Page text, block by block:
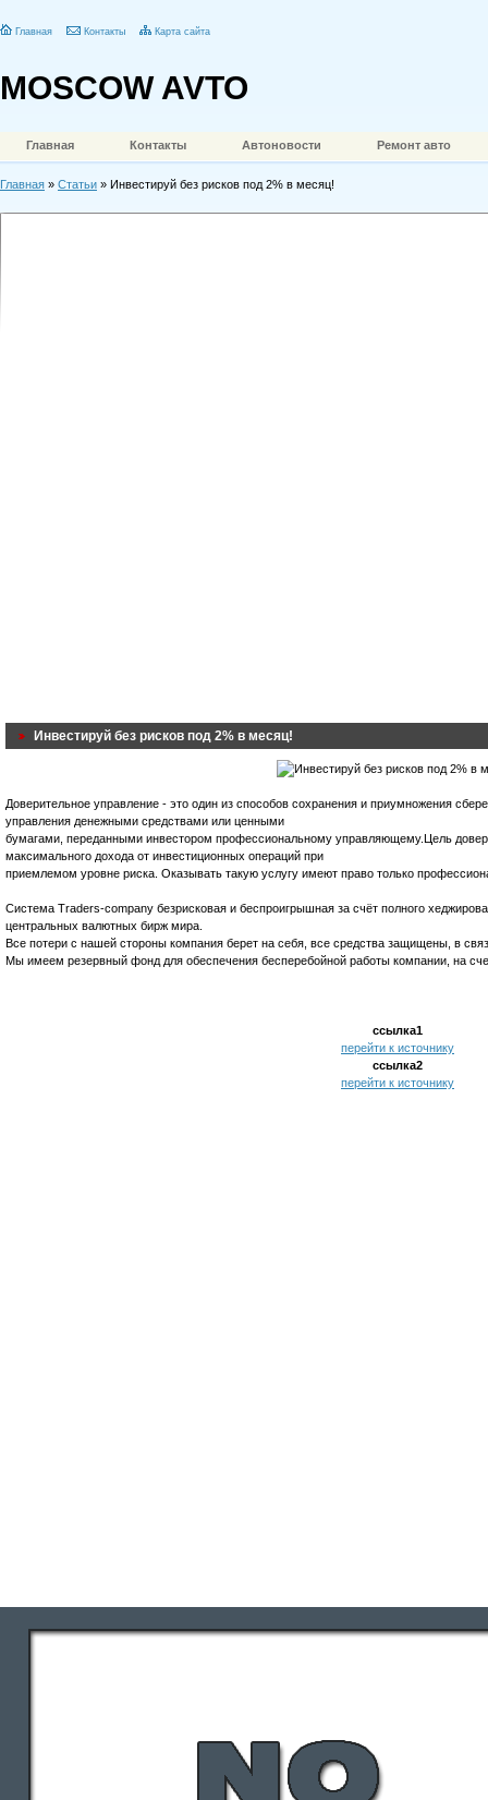
Главная Контакты Карта сайта
MOSCOW AVTO
Главная Контакты Автоновости Ремонт авто
Главная » Статьи » Инвестируй без рисков под 2% в месяц!
Инвестируй без рисков под 2% в месяц!
Доверительное управление - это один из способов сохранения и приумножения
управления денежными средствами или ценными
бумагами, переданными инвестором профессиональному управляющему.Цель
максимального дохода от инвестиционных операций при
приемлемом уровне риска. Оказывать такую услугу имеют право только
Система Traders-company безрисковая и беспроигрышная за счёт полного
центральных валютных бирж мира.
Все потери с нашей стороны компания берет на себя, все средства защищены, в
Мы имеем резервный фонд для обеспечения бесперебойной работы компании, на
ссылка1
перейти к источнику
ссылка2
перейти к источнику